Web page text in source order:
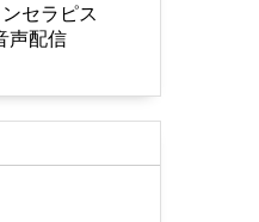
セラピス
声配信